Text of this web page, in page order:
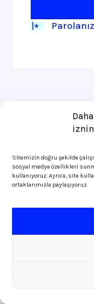
Sitemizin doğru şekilde
sosyal medya özellikleri
kullanıyoruz. Ayrıca, site
ortaklarımızla paylaşıyoruz.